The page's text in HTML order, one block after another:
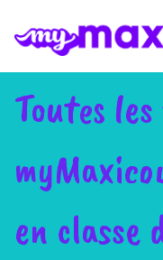
Bonnes vacances et
restent accessibles
Bonnes vacances et
restent accessibles
01 49 08 38 00
Par classe
Toutes
en classe